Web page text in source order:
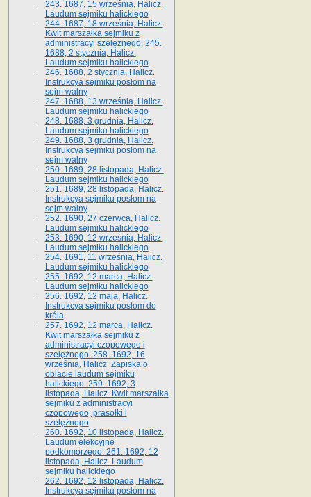
243. 1687, 15 września, Halicz.
Laudum sejmiku halickiego
244. 1687, 18 września, Halicz.
Kwit marszałka sejmiku z
administracyi szelężnego. 245.
1688, 2 stycznia, Halicz.
Laudum sejmiku halickiego
246. 1688, 2 stycznia, Halicz.
Instrukcya sejmiku posłom na
sejm walny
247. 1688, 13 września, Halicz.
Laudum sejmiku halickiego
248. 1688, 3 grudnia, Halicz.
Laudum sejmiku halickiego
249. 1688, 3 grudnia, Halicz.
Instrukcya sejmiku posłom na
sejm walny
250. 1689, 28 listopada, Halicz.
Laudum sejmiku halickiego
251. 1689, 28 listopada, Halicz.
Instrukcya sejmiku posłom na
sejm walny
252. 1690, 27 czerwca, Halicz.
Laudum sejmiku halickiego
253. 1690, 12 września, Halicz.
Laudum sejmiku halickiego
254. 1691, 11 września, Halicz.
Laudum sejmiku halickiego
255. 1692, 12 marca, Halicz.
Laudum sejmiku halickiego
256. 1692, 12 maja, Halicz.
Instrukcya sejmiku posłom do
króla
257. 1692, 12 marca, Halicz.
Kwit marszałka sejmiku z
administracyi czopowego i
szelężnego. 258. 1692, 16
września, Halicz. Zapiska o
oblacie laudum sejmiku
halickiego. 259. 1692, 3
listopada, Halicz. Kwit marszałka
sejmiku z administracyi
czopowego, prasołki i
szelężnego
260. 1692, 10 listopada, Halicz.
Laudum elekcyjne
podkomorzego. 261. 1692, 12
listopada, Halicz. Laudum
sejmiku halickiego
262. 1692, 12 listopada, Halicz.
Instrukcya sejmiku posłom na